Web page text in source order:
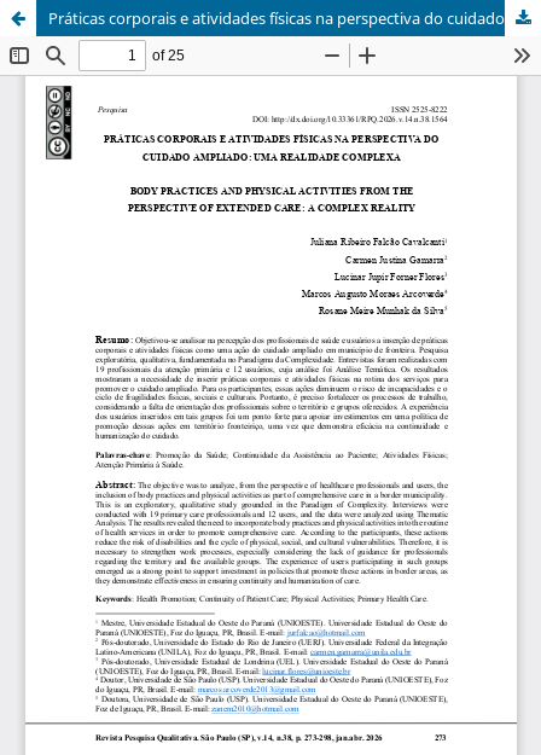
Práticas corporais e atividades físicas na perspectiva do cuidado ampliado: uma realidade complexa